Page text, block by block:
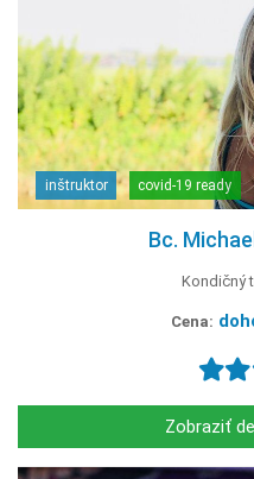
inštruktor covid-19 ready
Bc.
Kondičný
Cena:
Zobraziť